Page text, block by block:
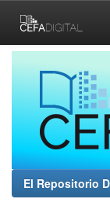
navigation
El Repositorio